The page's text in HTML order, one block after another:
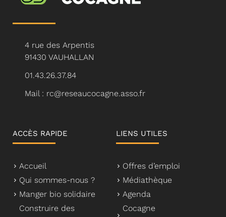
4 rue des Arpentis
91430 VAUHALLAN
01.43.26.37.84
Mail : rc@reseaucocagne.asso.fr
ACCÈS RAPIDE
Accueil
Qui sommes-nous ?
Manger bio solidaire
Construire des
LIENS UTILES
Offres d’emploi
Médiathèque
Agenda
Cocagne